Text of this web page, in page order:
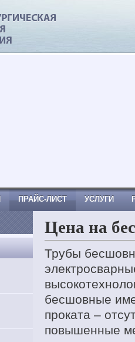
ПРАЙС-ЛИСТ УСЛУГИ
Цена на
Трубы
бесшовные
проката –
повышенные